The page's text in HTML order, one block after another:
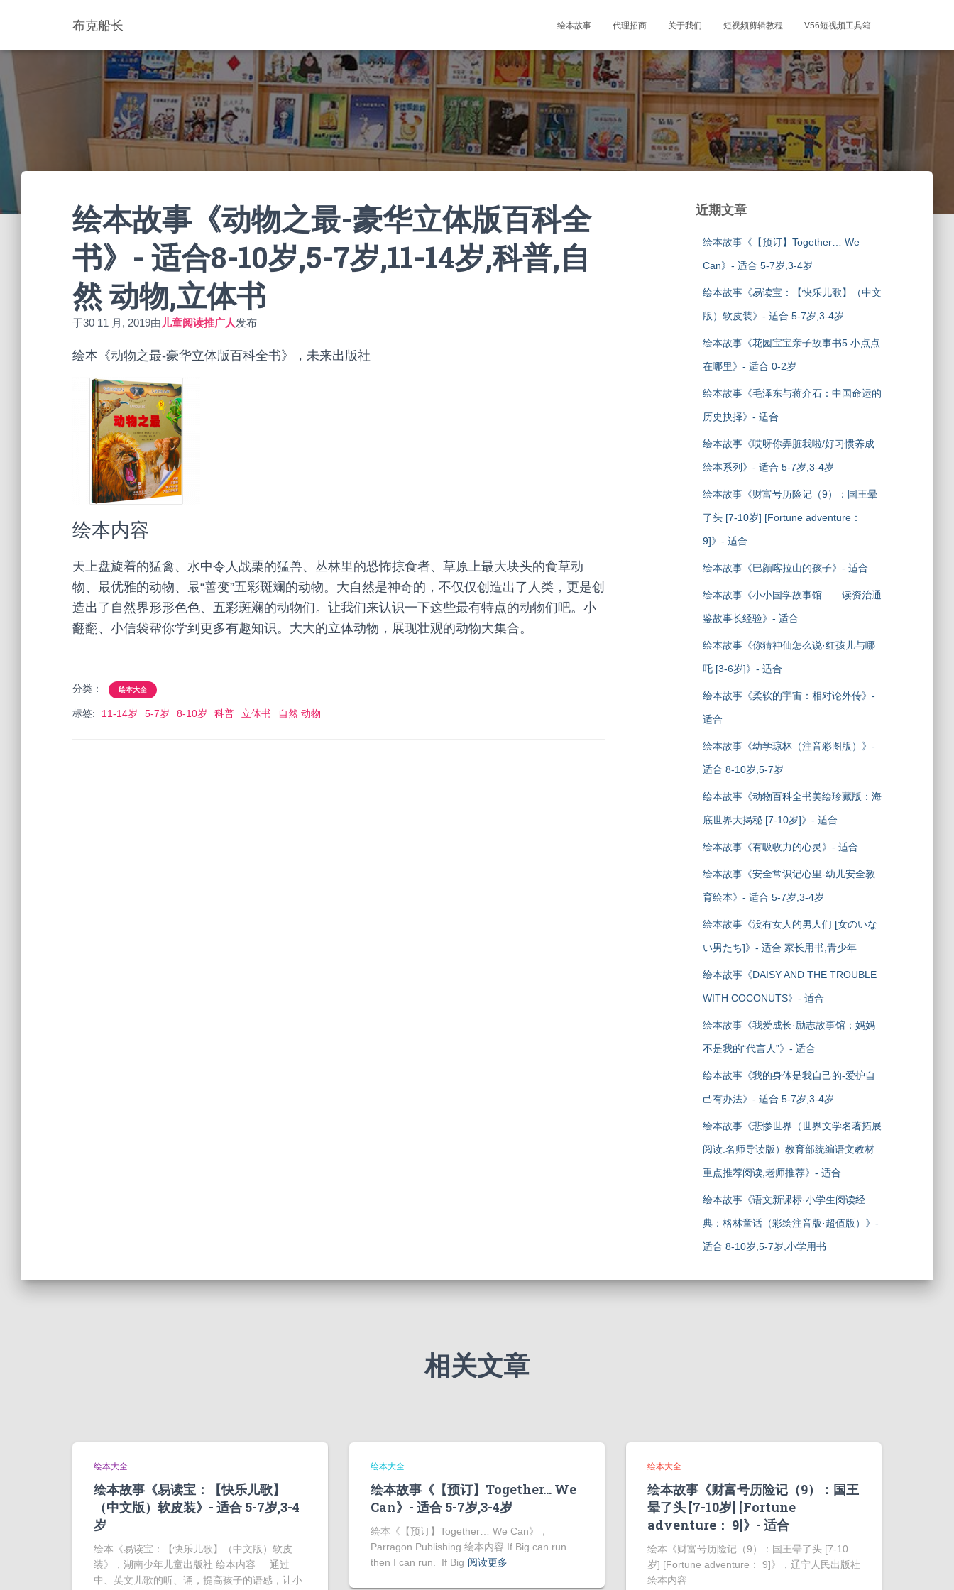
布克船长 绘本故事 代理招商 关于我们 短视频剪辑教程 V56短视频工具箱
绘本故事《动物之最-豪华立体版百科全
书》- 适合8-10岁,5-7岁,11-14岁,科普,自
然 动物,立体书
于30 11 月, 2019由 儿童阅读推广人发布
绘本《动物之最-豪华立体版百科全书》，未来出版社
绘本内容
天上盘旋着的猛禽、水中令人战栗的猛兽、丛林里的恐怖掠食者、草原上最大块头的食草动
物、最优雅的动物、最“善变”五彩斑斓的动物。大自然是神奇的，不仅仅创造出了人类，更是创
造出了自然界形形色色、五彩斑斓的动物们。让我们来认识一下这些最有特点的动物们吧。小
翻翻、小信袋帮你学到更多有趣知识。大大的立体动物，展现壮观的动物大集合。
分类： 绘本大全
标签: 11-14岁 5-7岁 8-10岁 科普 立体书 自然 动物
近期文章
绘本故事《【预订】Together… We
Can》- 适合 5-7岁,3-4岁
绘本故事《易读宝：【快乐儿歌】（中文
版）软皮装》- 适合 5-7岁,3-4岁
绘本故事《花园宝宝亲子故事书5 小点点
在哪里》- 适合 0-2岁
绘本故事《毛泽东与蒋介石：中国命运的
历史抉择》- 适合
绘本故事《哎呀你弄脏我啦/好习惯养成
绘本系列》- 适合 5-7岁,3-4岁
绘本故事《财富号历险记（9）：国王晕
了头 [7-10岁] [Fortune adventure：
9]》- 适合
绘本故事《巴颜喀拉山的孩子》- 适合
绘本故事《小小国学故事馆——读资治通
鉴故事长经验》- 适合
绘本故事《你猜神仙怎么说·红孩儿与哪
吒 [3-6岁]》- 适合
绘本故事《柔软的宇宙：相对论外传》-
适合
绘本故事《幼学琼林（注音彩图版）》-
适合 8-10岁,5-7岁
绘本故事《动物百科全书美绘珍藏版：海
底世界大揭秘 [7-10岁]》- 适合
绘本故事《有吸收力的心灵》- 适合
绘本故事《安全常识记心里-幼儿安全教
育绘本》- 适合 5-7岁,3-4岁
绘本故事《没有女人的男人们 [女のいな
い男たち]》- 适合 家长用书,青少年
绘本故事《DAISY AND THE TROUBLE
WITH COCONUTS》- 适合
绘本故事《我爱成长·励志故事馆：妈妈
不是我的“代言人”》- 适合
绘本故事《我的身体是我自己的-爱护自
己有办法》- 适合 5-7岁,3-4岁
绘本故事《悲惨世界（世界文学名著拓展
阅读:名师导读版）教育部统编语文教材
重点推荐阅读,老师推荐》- 适合
绘本故事《语文新课标·小学生阅读经
典：格林童话（彩绘注音版·超值版）》-
适合 8-10岁,5-7岁,小学用书
相关文章
绘本大全
绘本故事《易读宝：【快乐儿歌】
（中文版）软皮装》- 适合 5-7岁,3-4
岁
绘本《易读宝：【快乐儿歌】（中文版）软皮
装》，湖南少年儿童出版社 绘本内容 通过
中、英文儿歌的听、诵，提高孩子的语感，让小
绘本大全
绘本故事《【预订】Together… We
Can》- 适合 5-7岁,3-4岁
绘本《【预订】Together… We Can》，
Parragon Publishing 绘本内容 If Big can run…
then I can run. If Big 阅读更多
绘本大全
绘本故事《财富号历险记（9）：国王
晕了头 [7-10岁] [Fortune
adventure： 9]》- 适合
绘本《财富号历险记（9）：国王晕了头 [7-10
岁] [Fortune adventure： 9]》，辽宁人民出版社
绘本内容